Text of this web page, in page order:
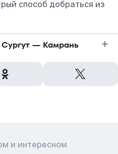
способ добраться из
— Камрань
и интересном